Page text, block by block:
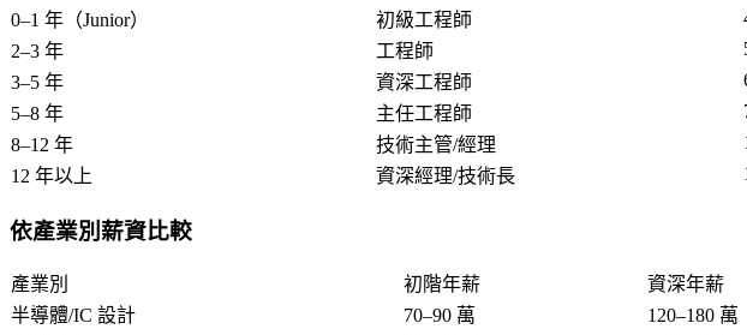
0–1 年（Junior）
初級工程師
2–3 年
工程師
3–5 年
資深工程師
5–8 年
主任工程師
8–12 年
技術主管/經理
12 年以上
資深經理/技術長
依產業別薪資比較
產業別 初階年薪 資深年薪
半導體/IC 設計
70–90 萬 120–180 萬